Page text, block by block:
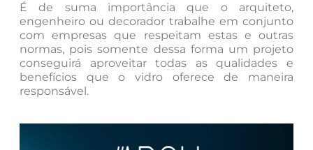
É de suma importância que o arquiteto,
engenheiro ou decorador trabalhe em conjunto
com empresas que respeitam estas e outras
normas, pois somente dessa forma um projeto
conseguirá aproveitar todas as qualidades e
benefícios que o vidro oferece de maneira
responsável.